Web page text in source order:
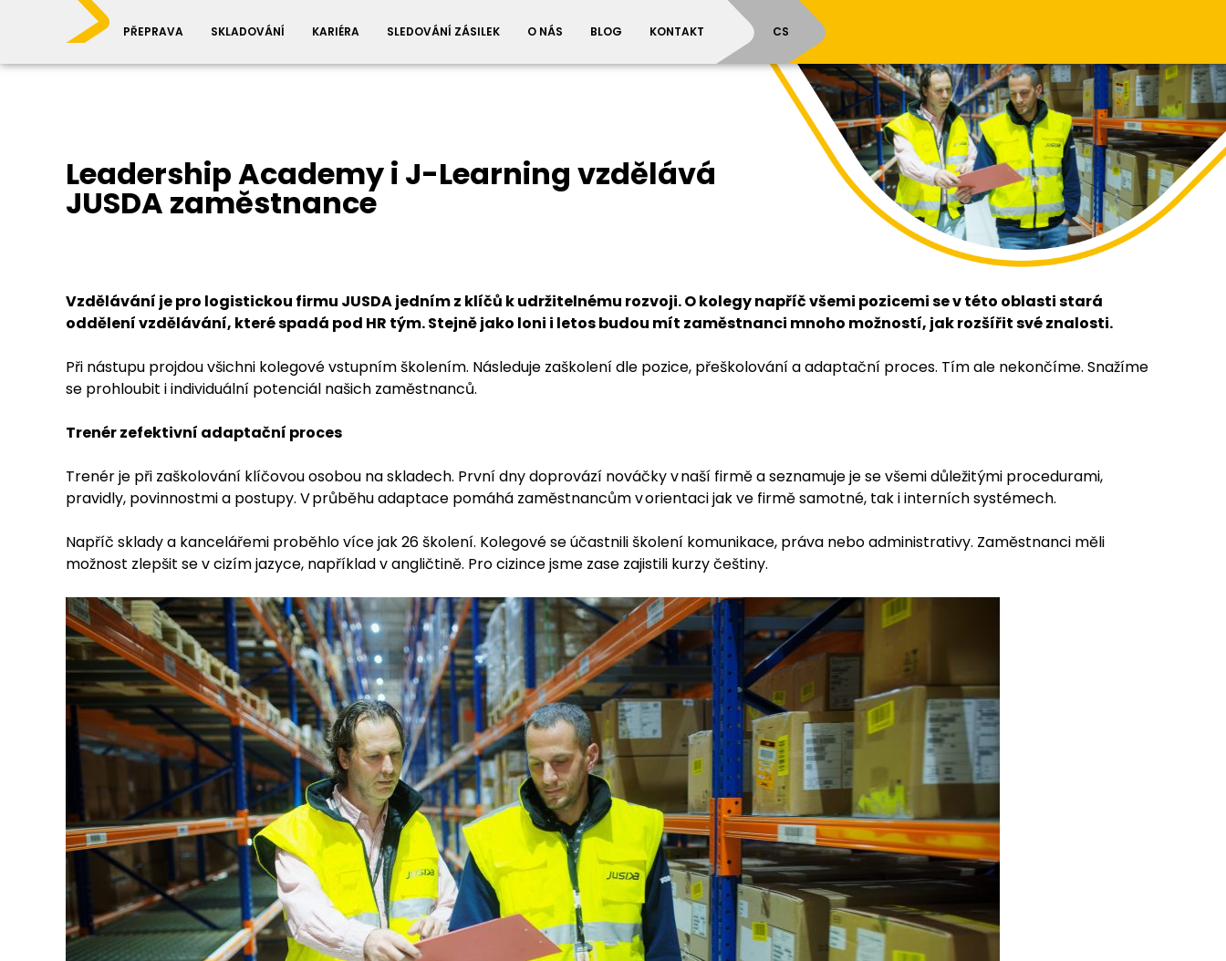
PŘEPRAVA SKLADOVÁNÍ KARIÉRA SLEDOVÁNÍ ZÁSILEK O NÁS BLOG KONTAKT CS
Leadership Academy i J-Learning vzdělává
JUSDA zaměstnance
Vzdělávání je pro logistickou firmu JUSDA jedním z klíčů k udržitelnému rozvoji. O kolegy napříč všemi pozicemi se v této oblasti stará
oddělení vzdělávání, které spadá pod HR tým. Stejně jako loni i letos budou mít zaměstnanci mnoho možností, jak rozšířit své znalosti.
Při nástupu projdou všichni kolegové vstupním školením. Následuje zaškolení dle pozice, přeškolování a adaptační proces. Tím ale nekončíme. Snažíme
se prohloubit i individuální potenciál našich zaměstnanců.
Trenér zefektivní adaptační proces
Trenér je při zaškolování klíčovou osobou na skladech. První dny doprovází nováčky v naší firmě a seznamuje je se všemi důležitými procedurami,
pravidly, povinnostmi a postupy. V průběhu adaptace pomáhá zaměstnancům v orientaci jak ve firmě samotné, tak i interních systémech.
Napříč sklady a kancelářemi proběhlo více jak 26 školení. Kolegové se účastnili školení komunikace, práva nebo administrativy. Zaměstnanci měli
možnost zlepšit se v cizím jazyce, například v angličtině. Pro cizince jsme zase zajistili kurzy češtiny.